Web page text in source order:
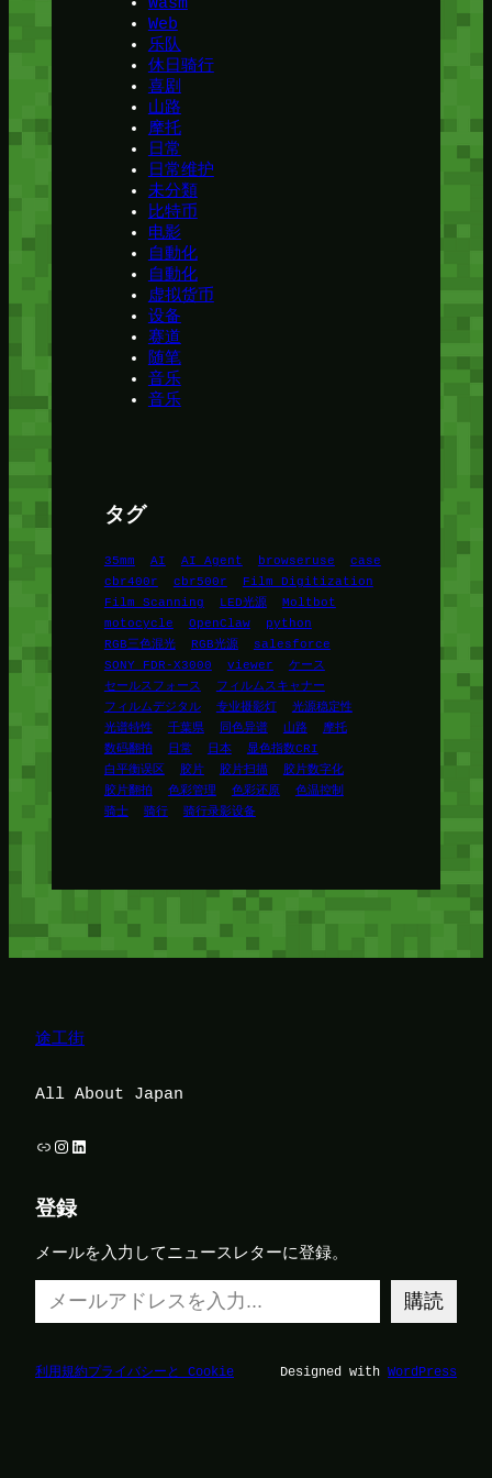
Web
乐队
休日骑行
喜剧
山路
摩托
日常
日常维护
未分類
比特币
电影
自動化
自動化
虚拟货币
设备
赛道
随笔
音乐
音乐
タグ
35mm AI AI Agent browseruse
case
cbr400r
cbr500r
Film Digitization
Film Scanning
LED光源
Moltbot
motocycle
OpenClaw
python
RGB三色混光
RGB光源
salesforce
SONY FDR-X3000
viewer
ケース
セールスフォース
フィルムスキャナー
フィルムデジタル
专业摄影灯
光源稳定性
光谱特性
千葉県 同色异谱 山路
摩托
数码翻拍
日常 日本
显色指数CRI
白平衡误区
胶片 胶片扫描
胶片数字化
胶片翻拍
色彩管理 色彩还原
色温控制
骑士
骑行 骑行录影设备
途工街
All About Japan
リンク Instagram LinkedIn
登録
メールを入力してニュースレターに登録。
メールアドレスを入力…
購読
利用規約プライバシーと Cookie Designed with WordPress